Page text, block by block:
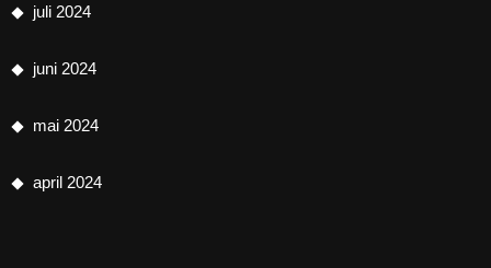
juli 2024
juni 2024
mai 2024
april 2024